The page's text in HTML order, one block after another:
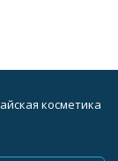
косметика